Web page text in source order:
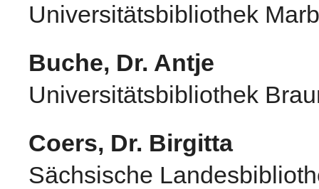
Universitätsbibliothek
Buche, Dr. Antje
Universitätsbibliothek
Coers, Dr. Birgitta
Sächsische